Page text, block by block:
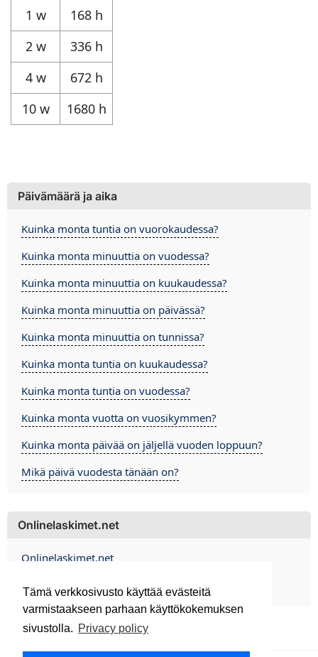
Tämä verkkosivusto käyttää evästeitä
varmistaakseen parhaan käyttökokemuksen
sivustolla. Privacy policy
1 w
168 h
2 w
336 h
4 w
672 h
10 w
1680 h
Päivämäärä ja aika
Kuinka monta tuntia on vuorokaudessa?
Kuinka monta minuuttia on vuodessa?
Kuinka monta minuuttia on kuukaudessa?
Kuinka monta minuuttia on päivässä?
Kuinka monta minuuttia on tunnissa?
Kuinka monta tuntia on kuukaudessa?
Kuinka monta tuntia on vuodessa?
Kuinka monta vuotta on vuosikymmen?
Kuinka monta päivää on jäljellä vuoden loppuun?
Mikä päivä vuodesta tänään on?
Onlinelaskimet.net
Onlinelaskimet.net
Contact